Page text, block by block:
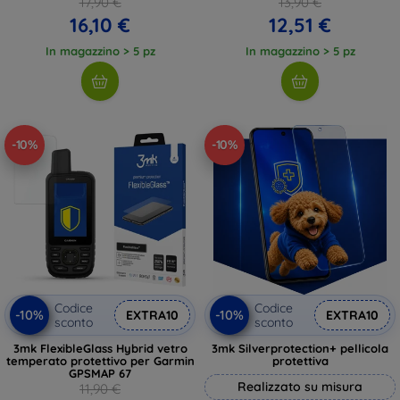
16,10 €
In magazzino > 5 pz
12,51 €
In magazzino > 5 pz
-10%
-10%
Codice
sconto
EXTRA10
3mk FlexibleGlass Hybrid vetro
temperato protettivo per Garmin
GPSMAP 67
11,90 €
-10%
-10%
Codice
sconto
EXTRA10
3mk Silverprotection+ pellicola
protettiva
Realizzato su misura